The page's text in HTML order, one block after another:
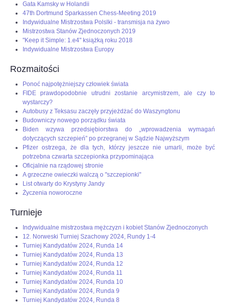
Gata Kamsky w Holandii
47th Dortmund Sparkassen Chess-Meeting 2019
Indywidualne Mistrzostwa Polslki - transmisja na żywo
Mistrzostwa Stanów Zjednoczonych 2019
"Keep it Simple: 1.e4" książką roku 2018
Indywidualne Mistrzostwa Europy
Rozmaitości
Ponoć najpotężniejszy człowiek świata
FIDE prawdopodobnie utrudni zostanie arcymistrzem, ale czy to
wystarczy?
Autobusy z Teksasu zaczęły przyjeżdżać do Waszyngtonu
Budowniczy nowego porządku świata
Biden wzywa przedsiębiorstwa do „wprowadzenia wymagań
dotyczących szczepień” po przegranej w Sądzie Najwyższym
Pfizer ostrzega, że dla tych, którzy jeszcze nie umarli, może być
potrzebna czwarta szczepionka przypominająca
Oficjalnie na rządowej stronie
A grzeczne owieczki walczą o "szczepionki"
List otwarty do Krystyny Jandy
Życzenia noworoczne
Turnieje
Indywidualne mistrzostwa mężczyzn i kobiet Stanów Zjednoczonych
12. Norweski Turniej Szachowy 2024, Rundy 1-4
Turniej Kandydatów 2024, Runda 14
Turniej Kandydatów 2024, Runda 13
Turniej Kandydatów 2024, Runda 12
Turniej Kandydatów 2024, Runda 11
Turniej Kandydatów 2024, Runda 10
Turniej Kandydatów 2024, Runda 9
Turniej Kandydatów 2024, Runda 8